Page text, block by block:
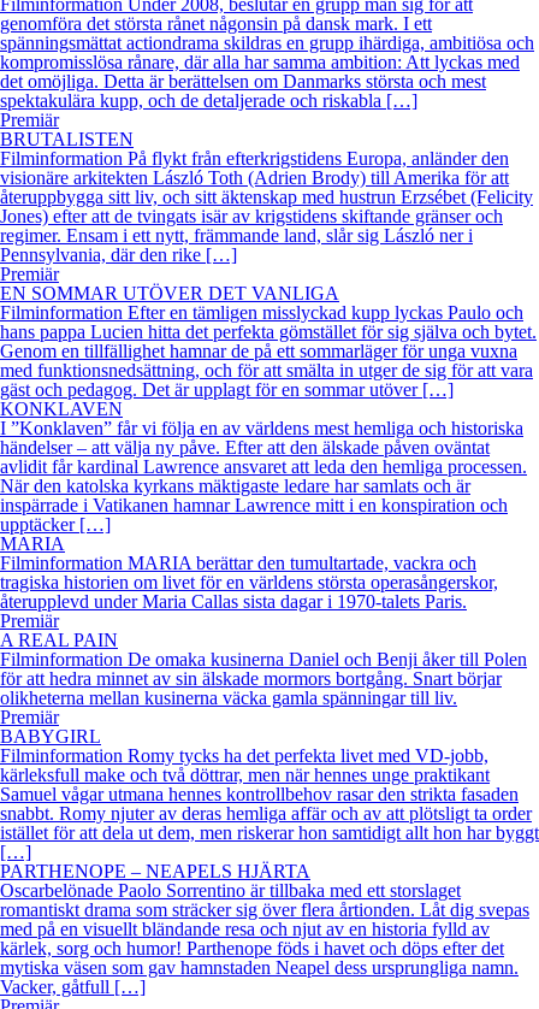
Filminformation Under 2008, beslutar en grupp män sig för att
genomföra det största rånet någonsin på dansk mark. I ett
spänningsmättat actiondrama skildras en grupp ihärdiga, ambitiösa och
kompromisslösa rånare, där alla har samma ambition: Att lyckas med
det omöjliga. Detta är berättelsen om Danmarks största och mest
spektakulära kupp, och de detaljerade och riskabla […]
Premiär
BRUTALISTEN
Filminformation På flykt från efterkrigstidens Europa, anländer den
visionäre arkitekten László Toth (Adrien Brody) till Amerika för att
återuppbygga sitt liv, och sitt äktenskap med hustrun Erzsébet (Felicity
Jones) efter att de tvingats isär av krigstidens skiftande gränser och
regimer. Ensam i ett nytt, främmande land, slår sig László ner i
Pennsylvania, där den rike […]
Premiär
EN SOMMAR UTÖVER DET VANLIGA
Filminformation Efter en tämligen misslyckad kupp lyckas Paulo och
hans pappa Lucien hitta det perfekta gömstället för sig själva och bytet.
Genom en tillfällighet hamnar de på ett sommarläger för unga vuxna
med funktionsnedsättning, och för att smälta in utger de sig för att vara
gäst och pedagog. Det är upplagt för en sommar utöver […]
KONKLAVEN
I ”Konklaven” får vi följa en av världens mest hemliga och historiska
händelser – att välja ny påve. Efter att den älskade påven oväntat
avlidit får kardinal Lawrence ansvaret att leda den hemliga processen.
När den katolska kyrkans mäktigaste ledare har samlats och är
inspärrade i Vatikanen hamnar Lawrence mitt i en konspiration och
upptäcker […]
MARIA
Filminformation MARIA berättar den tumultartade, vackra och
tragiska historien om livet för en världens största operasångerskor,
återupplevd under Maria Callas sista dagar i 1970-talets Paris.
Premiär
A REAL PAIN
Filminformation De omaka kusinerna Daniel och Benji åker till Polen
för att hedra minnet av sin älskade mormors bortgång. Snart börjar
olikheterna mellan kusinerna väcka gamla spänningar till liv.
Premiär
BABYGIRL
Filminformation Romy tycks ha det perfekta livet med VD-jobb,
kärleksfull make och två döttrar, men när hennes unge praktikant
Samuel vågar utmana hennes kontrollbehov rasar den strikta fasaden
snabbt. Romy njuter av deras hemliga affär och av att plötsligt ta order
istället för att dela ut dem, men riskerar hon samtidigt allt hon har byggt
[…]
PARTHENOPE – NEAPELS HJÄRTA
Oscarbelönade Paolo Sorrentino är tillbaka med ett storslaget
romantiskt drama som sträcker sig över flera årtionden. Låt dig svepas
med på en visuellt bländande resa och njut av en historia fylld av
kärlek, sorg och humor! Parthenope föds i havet och döps efter det
mytiska väsen som gav hamnstaden Neapel dess ursprungliga namn.
Vacker, gåtfull […]